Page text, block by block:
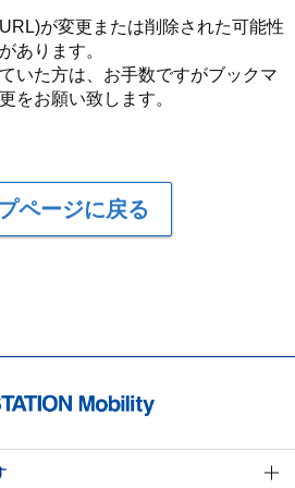
が変更または削除された可能性
があります。
いた方は、お手数ですがブックマ
をお願い致します。
ページに戻る